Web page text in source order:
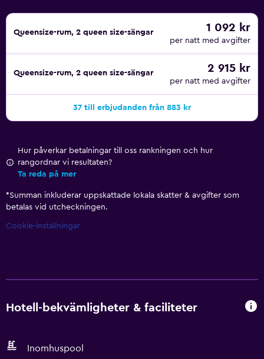
Queensize-rum, 2 queen size-sängar 1 092 kr
per natt med avgifter
Queensize-rum, 2 queen size-sängar 2 915 kr
per natt med avgifter
37 till erbjudanden från 883 kr
Hur påverkar betalningar till oss rankningen och hur
rangordnar vi resultaten?
Ta reda på mer
*Summan inkluderar uppskattade lokala skatter & avgifter som
betalas vid utcheckningen.
Cookie-inställningar
Hotell-bekvämligheter & faciliteter
Inomhuspool